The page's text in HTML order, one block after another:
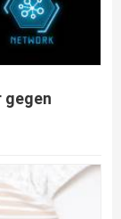
gegen